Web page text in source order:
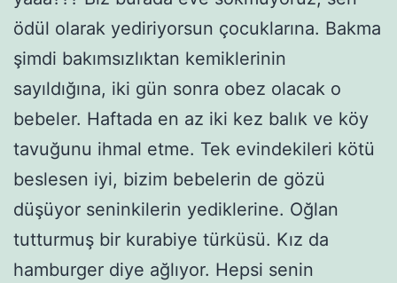
ödül olarak yediriyorsun çocuklarına. Bakma
şimdi bakımsızlıktan kemiklerinin
sayıldığına, iki gün sonra obez olacak o
bebeler. Haftada en az iki kez balık ve köy
tavuğunu ihmal etme. Tek evindekileri kötü
beslesen iyi, bizim bebelerin de gözü
düşüyor seninkilerin yediklerine. Oğlan
tutturmuş bir kurabiye türküsü. Kız da
hamburger diye ağlıyor. Hepsi senin